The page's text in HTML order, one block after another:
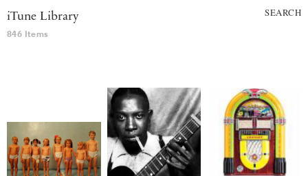
iTune Library
846 Items
SEARCH